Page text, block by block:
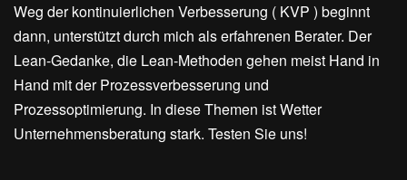
Weg der kontinuierlichen Verbesserung ( KVP ) beginnt
dann, unterstützt durch mich als erfahrenen Berater. Der
Lean-Gedanke, die Lean-Methoden gehen meist Hand in
Hand mit der Prozessverbesserung und
Prozessoptimierung. In diese Themen ist Wetter
Unternehmensberatung stark. Testen Sie uns!